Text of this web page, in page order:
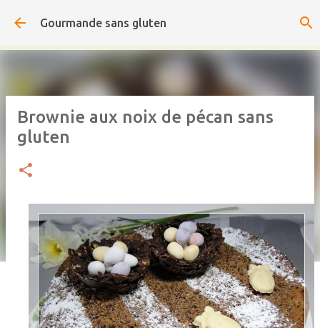
Accéder au contenu principal
Gourmande sans gluten
Brownie aux noix de pécan sans
gluten